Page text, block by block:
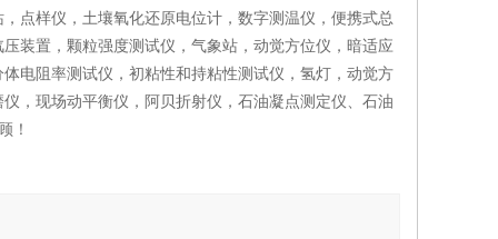
点样仪，土壤氧化还原电位计，数字测温仪，便携式总
装置，颗粒强度测试仪，气象站，动觉方位仪，暗适应
电阻率测试仪，初粘性和持粘性测试仪，氢灯，动觉方
，现场动平衡仪，阿贝折射仪，石油凝点测定仪、石油
！